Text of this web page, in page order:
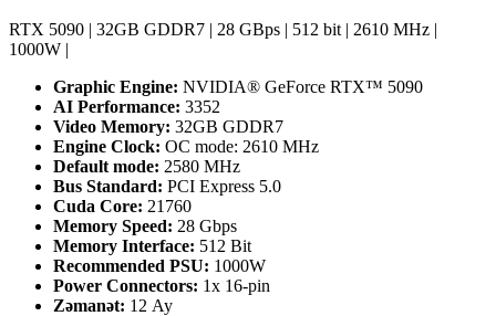
RTX 5090 | 32GB GDDR7 | 28 GBps | 512 bit | 2610 MHz |
1000W |
Graphic Engine: NVIDIA® GeForce RTX™ 5090
AI Performance: 3352
Video Memory: 32GB GDDR7
Engine Clock: OC mode: 2610 MHz
Default mode: 2580 MHz
Bus Standard: PCI Express 5.0
Cuda Core: 21760
Memory Speed: 28 Gbps
Memory Interface: 512 Bit
Recommended PSU: 1000W
Power Connectors: 1x 16-pin
Zəmanət: 12 Ay